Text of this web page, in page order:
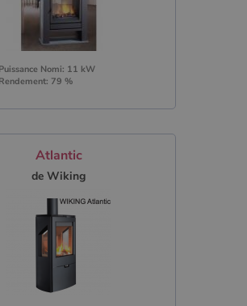
Puissance Nomi: 11 kW
Rendement: 79 %
Atlantic
de Wiking